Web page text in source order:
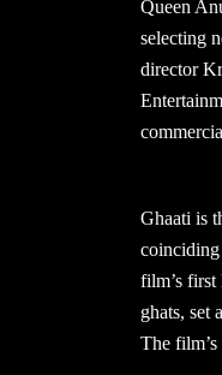
Queen
selecting
director
Ghaati is
coinciding
film’s
ghats, set
The